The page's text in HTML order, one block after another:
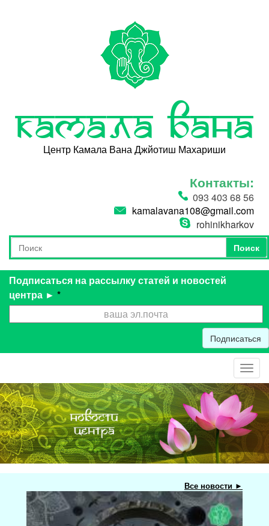
Камала Вана
Центр Камала Вана Джйотиш Махариши
Контакты:
093 403 68 56
kamalavana108@gmail.com
rohinikharkov
Форма поиска
Поиск
Поиск
Подписаться на рассылку статей и новостей
центра ► *
Подписаться
Все новости ►